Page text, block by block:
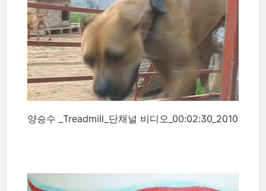
양승수 _Treadmill_단채널 비디오_00:02:30_2010